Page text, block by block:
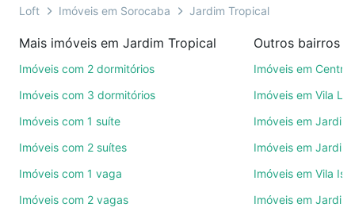
ainda conta com mais de 46 mil corretores e
de imóveis.
ruas, bairros e até condomínios favoritos. Você
também pode usar os filtros como quantidade de
quartos, suítes, com ou sem vaga de garagem para
comodidades, como piscina, academia, salão de
Loft Imóveis em Sorocaba Jardim Tropical
Mais imóveis em Jardim Tropical
Imóveis com 2 dormitórios
Imóveis com 3 dormitórios
Imóveis com 1 suíte
Imóveis com 2 suítes
Imóveis com 1 vaga
Imóveis com 2 vagas
Outros bairros
Imóveis em Centro
Imóveis em Vila
Imóveis em Jardim
Imóveis em Jardim
Imóveis em Vila
Imóveis em Jardim